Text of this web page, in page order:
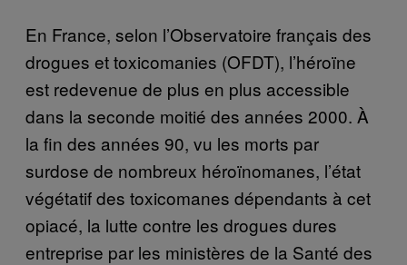
En France, selon l’Observatoire français des
drogues et toxicomanies (OFDT), l’héroïne
est redevenue de plus en plus accessible
dans la seconde moitié des années 2000. À
la fin des années 90, vu les morts par
surdose de nombreux héroïnomanes, l’état
végétatif des toxicomanes dépendants à cet
opiacé, la lutte contre les drogues dures
entreprise par les ministères de la Santé des